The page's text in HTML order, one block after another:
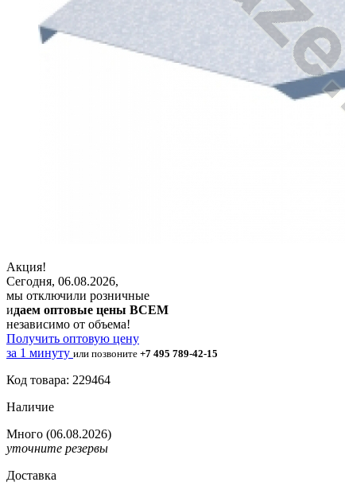
Акция!
Сегодня, 06.08.2026,
мы отключили розничные
идаем оптовые цены ВСЕМ
независимо от объема!
Получить оптовую цену
за 1 минуту или позвоните +7 495 789-42-15
Код товара: 229464
Наличие
Много (06.08.2026)
уточните резервы
Доставка